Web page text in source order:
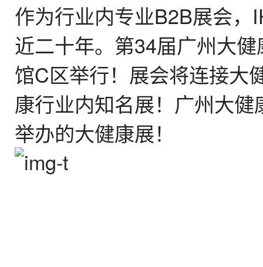
作为行业内专业B2B展会
近二十年。第34届广州大
馆C区举行！展会将连接大
康行业内知名展！广州大
举办的大健康展！